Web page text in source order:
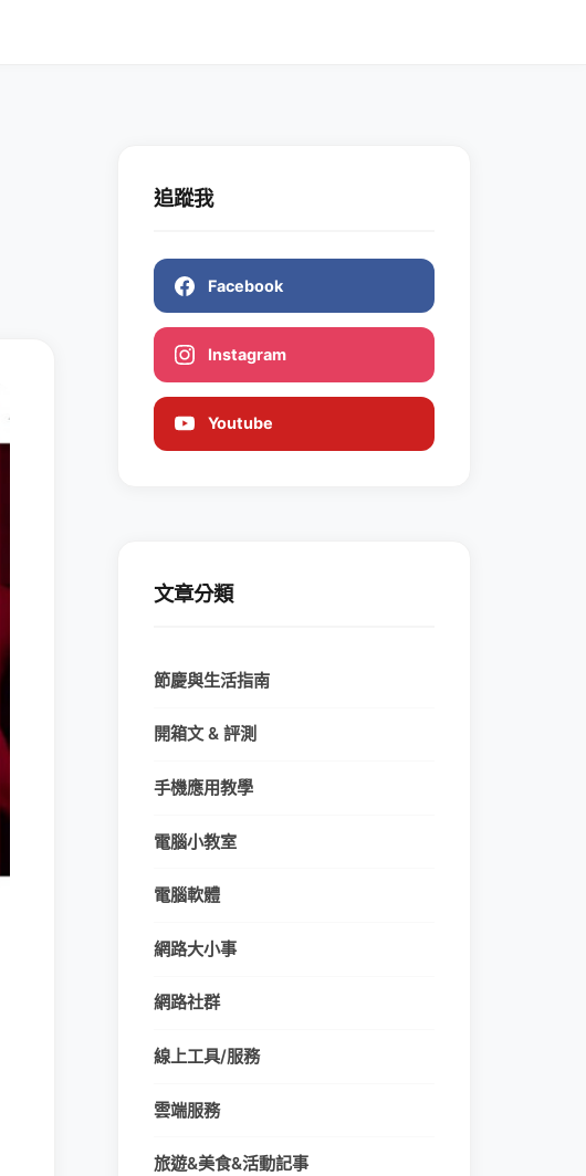
追蹤我
Facebook
Instagram
Youtube
文章分類
節慶與生活指南
開箱文 & 評測
手機應用教學
電腦小教室
電腦軟體
網路大小事
網路社群
線上工具/服務
雲端服務
旅遊&美食&活動記事